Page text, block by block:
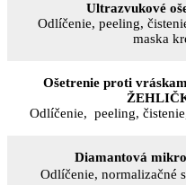
Ultrazvukové
Odlíčenie, peeling,
maska
Ošetrenie proti
Odlíčenie, peeling,
Diamantová
Odlíčenie, normalizačné